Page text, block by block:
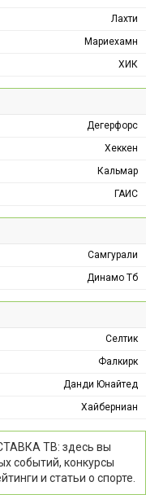
Лахти
Мариехамн
ХИК
Дегерфорс
Хеккен
Кальмар
ГАИС
Самгурали
Динамо Тб
Селтик
Фалкирк
Данди Юнайтед
Хайберниан
ТВ: здесь вы
событий, конкурсы
и статьи о спорте.